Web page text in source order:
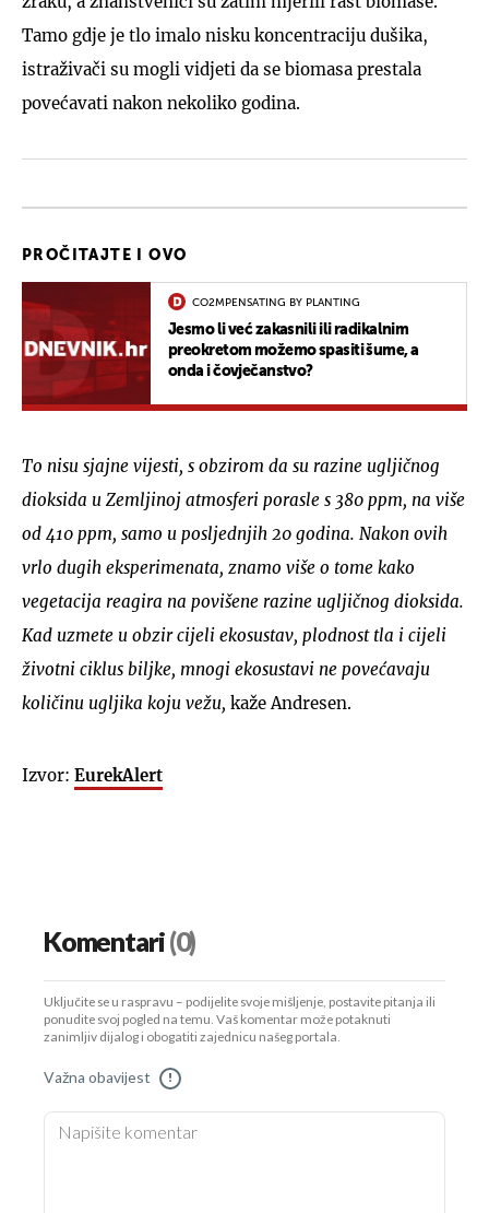
Tamo gdje je tlo imalo nisku koncentraciju dušika,
istraživači su mogli vidjeti da se biomasa prestala
povećavati nakon nekoliko godina.
PROČITAJTE I OVO
CO2MPENSATING BY PLANTING
Jesmo li već zakasnili ili radikalnim
preokretom možemo spasiti šume, a
onda i čovječanstvo?
To nisu sjajne vijesti, s obzirom da su razine ugljičnog
dioksida u Zemljinoj atmosferi porasle s 380 ppm, na više
od 410 ppm, samo u posljednjih 20 godina. Nakon ovih
vrlo dugih eksperimenata, znamo više o tome kako
vegetacija reagira na povišene razine ugljičnog dioksida.
Kad uzmete u obzir cijeli ekosustav, plodnost tla i cijeli
životni ciklus biljke, mnogi ekosustavi ne povećavaju
količinu ugljika koju vežu, kaže Andresen.
Izvor: EurekAlert
Komentari(0)
Uključite se u raspravu – podijelite svoje mišljenje, postavite pitanja ili
ponudite svoj pogled na temu. Vaš komentar može potaknuti
zanimljiv dijalog i obogatiti zajednicu našeg portala.
Važna obavijest !